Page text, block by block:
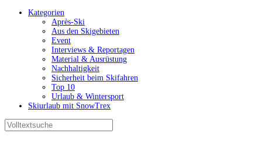
Kategorien
Après-Ski
Aus den Skigebieten
Event
Interviews & Reportagen
Material & Ausrüstung
Nachhaltigkeit
Sicherheit beim Skifahren
Top 10
Urlaub & Wintersport
Skiurlaub mit SnowTrex